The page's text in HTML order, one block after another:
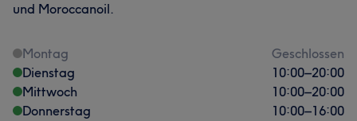
und Moroccanoil.
Montag
Geschlossen
Dienstag
10:00–20:00
Mittwoch
10:00–20:00
Donnerstag
10:00–16:00